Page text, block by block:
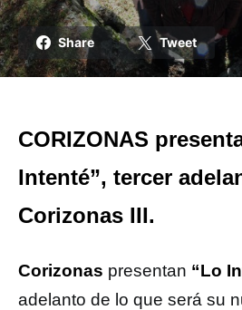
Share Tweet
CORIZONAS
Intenté”, tercer
Corizonas III.
Corizonas presentan “Lo
adelanto de lo que será su